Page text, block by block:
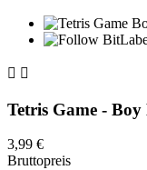
 
Tetris Game -
3,99 €
Bruttopreis